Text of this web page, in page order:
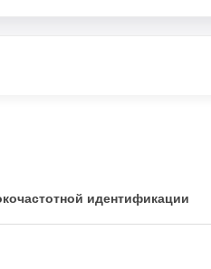
идентификации